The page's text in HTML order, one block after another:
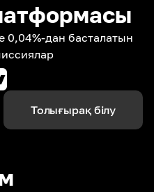
0,04%-дан басталатын
Толығырақ білу